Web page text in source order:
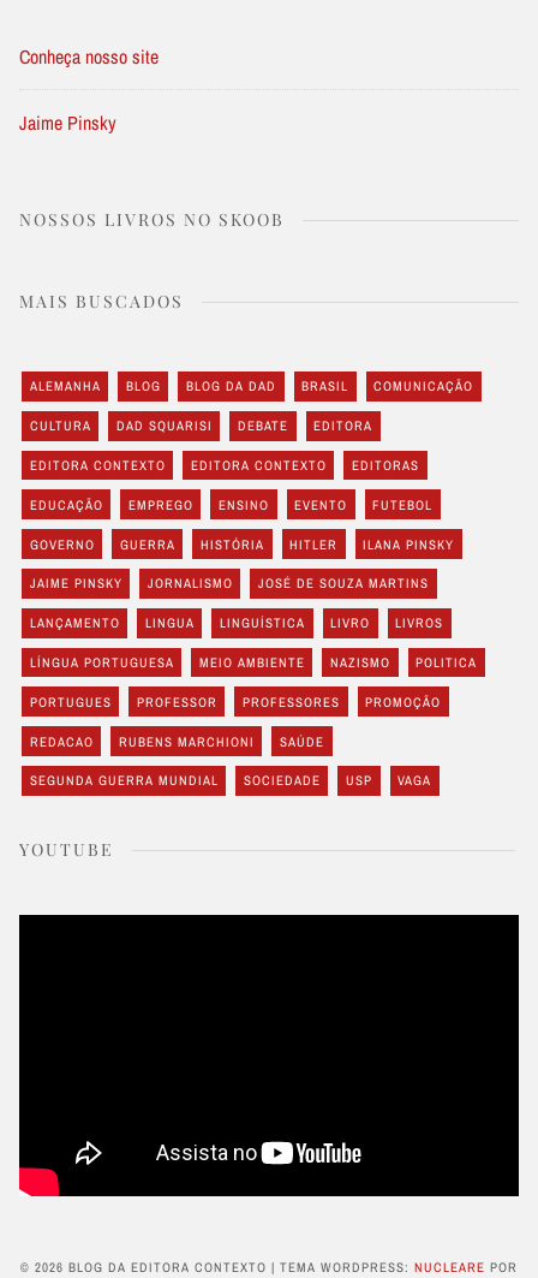
Conheça nosso site
Jaime Pinsky
NOSSOS LIVROS NO SKOOB
MAIS BUSCADOS
ALEMANHA BLOG BLOG DA DAD BRASIL COMUNICAÇÃO
CULTURA DAD SQUARISI DEBATE EDITORA
EDITORA CONTEXTO EDITORA CONTEXTO EDITORAS
EDUCAÇÃO EMPREGO ENSINO EVENTO FUTEBOL
GOVERNO GUERRA HISTÓRIA HITLER ILANA PINSKY
JAIME PINSKY JORNALISMO JOSÉ DE SOUZA MARTINS
LANÇAMENTO LINGUA LINGUÍSTICA LIVRO LIVROS
LÍNGUA PORTUGUESA MEIO AMBIENTE NAZISMO POLITICA
PORTUGUES PROFESSOR PROFESSORES PROMOÇÃO
REDACAO RUBENS MARCHIONI SAÚDE
SEGUNDA GUERRA MUNDIAL SOCIEDADE USP VAGA
YOUTUBE
© 2026 BLOG DA EDITORA CONTEXTO | TEMA WORDPRESS: NUCLEARE POR